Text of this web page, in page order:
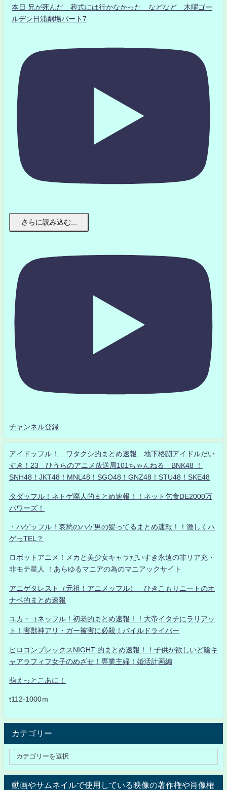
本日 兄が死んだ 葬式には行かなかった などなど 木曜ゴー
ルデン日浦劇場パート7
さらに読み込む...
チャンネル登録
アイドッフル！ ワタクシ的まとめ速報 地下格闘アイドルだい
すき！23 ひうらのアニメ放送局101ちゃんねる BNK48 ！
SNH48！JKT48！MNL48！SGO48！GNZ48！STU48！SKE48
タダッフル！ネトゲ廃人的まとめ速報！！ネット乞食DE2000万
パワーズ！
・ハゲッフル！哀愁のハゲ男の髪ってるまとめ速報！！激しくハ
ゲっTEL？
ロボットアニメ！メカと美少女キャラだいすき永遠の非リア充・
非モテ星人 ！あらゆるマニアの為のマニアックサイト
アニゲタレスト（元祖！アニメッフル） ひきこもりニートのオ
ナベ的まとめ速報
ユカ・ヨネッフル！初老的まとめ速報！！大帝イタチにラリアッ
ト！害獣神アリ・ガー被害に必殺！パイルドライバー
ヒロコンプレックスNIGHT 的まとめ速報！！子供が欲しいど陰キ
ャアラフィフ女子のめざせ！専業主婦！婚活計画編
萌えっとこあに！
t112-1000ｍ
カテゴリー
動画やサムネイルで使用している映像の著作権や肖像権